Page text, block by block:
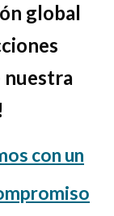
global
nuestra
con un